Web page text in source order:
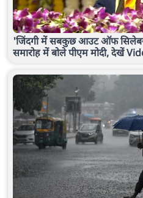
'जिंदगी में सबकुछ आउट ऑफ सिलेबस
समारोह में बोले पीएम मोदी, देखें